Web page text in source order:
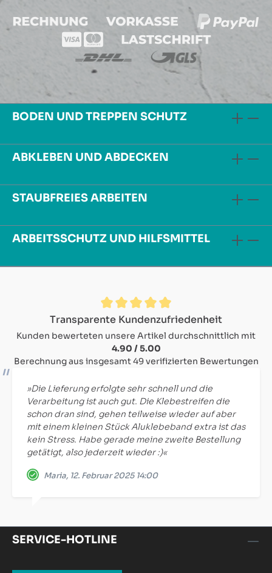
BODEN UND TREPPEN SCHUTZ
ABKLEBEN UND ABDECKEN
STAUBFREIES ARBEITEN
ARBEITSSCHUTZ UND HILFSMITTEL
Durchschnittliche Bewertung von 4.9 von 5 Sternen
Transparente Kundenzufriedenheit
Kunden bewerteten unsere Artikel durchschnittlich mit
4.90 / 5.00
Berechnung aus insgesamt 49 verifizierten Bewertungen
»Die Lieferung erfolgte sehr schnell und die
Verarbeitung ist auch gut. Die Klebestreifen die
schon dran sind, gehen teilweise wieder auf aber
mit einem kleinen Stück Aluklebeband extra ist das
kein Stress. Habe gerade meine zweite Bestellung
getätigt, also jederzeit wieder :)«
Maria, 12. Februar 2025 14:00
SERVICE-HOTLINE